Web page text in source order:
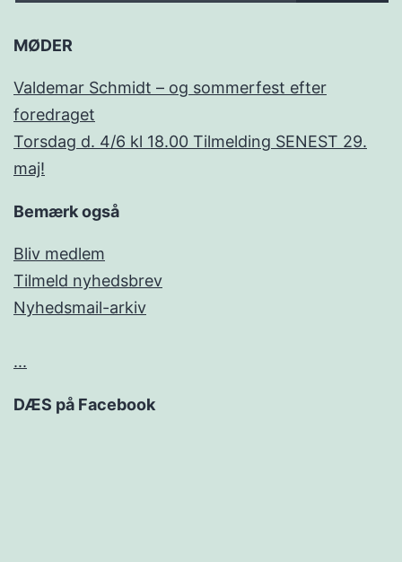
MØDER
Valdemar Schmidt – og sommerfest efter
foredraget
Torsdag d. 4/6 kl 18.00 Tilmelding SENEST 29.
maj!
Bemærk også
Bliv medlem
Tilmeld nyhedsbrev
Nyhedsmail-arkiv
...
DÆS på Facebook